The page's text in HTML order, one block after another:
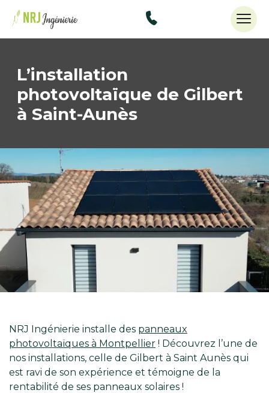
48434515
L’installation
photovoltaïque de Gilbert
à Saint-Aunès
NRJ Ingénierie installe des panneaux
photovoltaïques à Montpellier ! Découvrez l’une de
nos installations, celle de Gilbert à Saint Aunès qui
est ravi de son expérience et témoigne de la
rentabilité de ses panneaux solaires !